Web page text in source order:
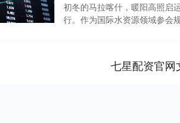
初冬的马拉喀什，暖阳高照启
行。作为国际水资源领域参会
七星配资官网